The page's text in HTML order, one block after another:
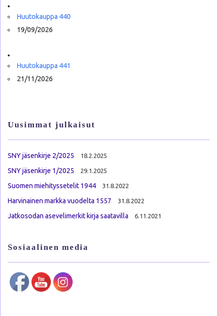
Huutokauppa 440
19/09/2026
Huutokauppa 441
21/11/2026
Uusimmat julkaisut
SNY jäsenkirje 2/2025 18.2.2025
SNY jäsenkirje 1/2025 29.1.2025
Suomen miehityssetelit 1944 31.8.2022
Harvinainen markka vuodelta 1557 31.8.2022
Jatkosodan asevelimerkit kirja saatavilla 6.11.2021
Sosiaalinen media